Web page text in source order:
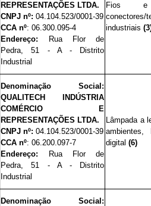
REPRESENTAÇÕES LTDA.
CNPJ nº:04.104.523/0001-39
CCA nº:06.300.095-4
Endereço:
Rua Flor de
Pedra, 51 - A - Distrito
Industrial
Fios
industriais
Denominação Social:
QUALITECH INDÚSTRIA
COMÉRCIO E
REPRESENTAÇÕES LTDA.
CNPJ nº:04.104.523/0001-39
CCA nº:06.200.097-7
Endereço:
Rua Flor de
Pedra, 51 - A - Distrito
Industrial
Lâmpada a
ambientes,
digital (6)
Denominação Social: